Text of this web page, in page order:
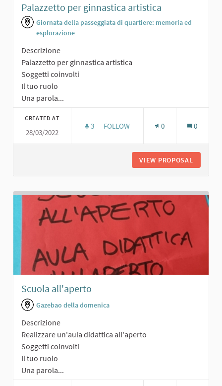
Palazzetto per ginnastica artistica
Giornata della passeggiata di quartiere: memoria ed
esplorazione
Descrizione
Palazzetto per ginnastica artistica
Soggetti coinvolti
Il tuo ruolo
Una parola...
CREATED AT
28/03/2022
3 3 FOLLOWERS
FOLLOW 0 0
VIEW PROPOSAL
Scuola all'aperto
Gazebao della domenica
Descrizione
Realizzare un'aula didattica all'aperto
Soggetti coinvolti
Il tuo ruolo
Una parola...